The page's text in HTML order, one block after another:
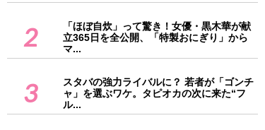
2
「ほぼ自炊」って驚き！女優・黒木華が献
立365日を全公開、「特製おにぎり」から
マ...
3
スタバの強力ライバルに？ 若者が「ゴンチ
ャ」を選ぶワケ。タピオカの次に来た“フ
ル...